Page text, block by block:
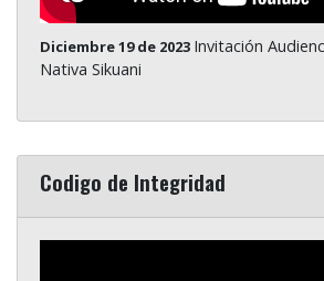
Diciembre 19 de 2023 Invitación
Nativa Sikuani
Codigo de Integridad